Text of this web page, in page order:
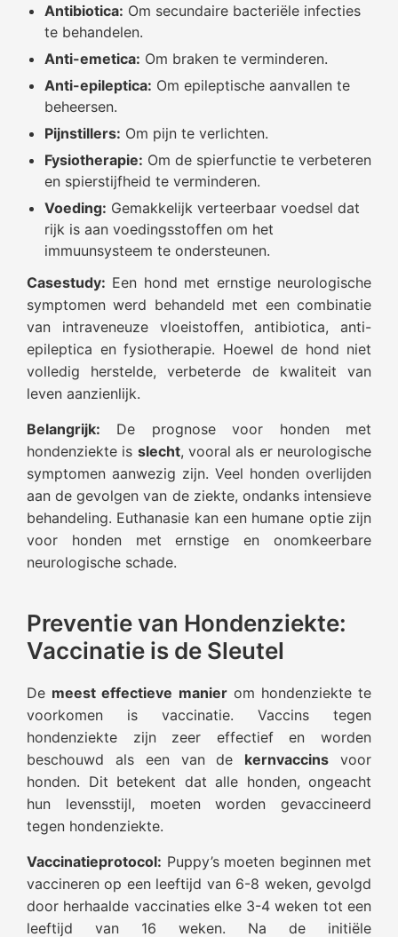
Antibiotica: Om secundaire bacteriële infecties
te behandelen.
Anti-emetica: Om braken te verminderen.
Anti-epileptica: Om epileptische aanvallen te
beheersen.
Pijnstillers: Om pijn te verlichten.
Fysiotherapie: Om de spierfunctie te verbeteren
en spierstijfheid te verminderen.
Voeding: Gemakkelijk verteerbaar voedsel dat
rijk is aan voedingsstoffen om het
immuunsysteem te ondersteunen.
Casestudy: Een hond met ernstige neurologische
symptomen werd behandeld met een combinatie
van intraveneuze vloeistoffen, antibiotica, anti-
epileptica en fysiotherapie. Hoewel de hond niet
volledig herstelde, verbeterde de kwaliteit van
leven aanzienlijk.
Belangrijk: De prognose voor honden met
hondenziekte is slecht, vooral als er neurologische
symptomen aanwezig zijn. Veel honden overlijden
aan de gevolgen van de ziekte, ondanks intensieve
behandeling. Euthanasie kan een humane optie zijn
voor honden met ernstige en onomkeerbare
neurologische schade.
Preventie van Hondenziekte:
Vaccinatie is de Sleutel
De meest effectieve manierom hondenziekte te
voorkomen is vaccinatie. Vaccins tegen
hondenziekte zijn zeer effectief en worden
beschouwd als een van de kernvaccins voor
honden. Dit betekent dat alle honden, ongeacht
hun levensstijl, moeten worden gevaccineerd
tegen hondenziekte.
Vaccinatieprotocol: Puppy’s moeten beginnen met
vaccineren op een leeftijd van 6-8 weken, gevolgd
door herhaalde vaccinaties elke 3-4 weken tot een
leeftijd van 16 weken. Na de initiële